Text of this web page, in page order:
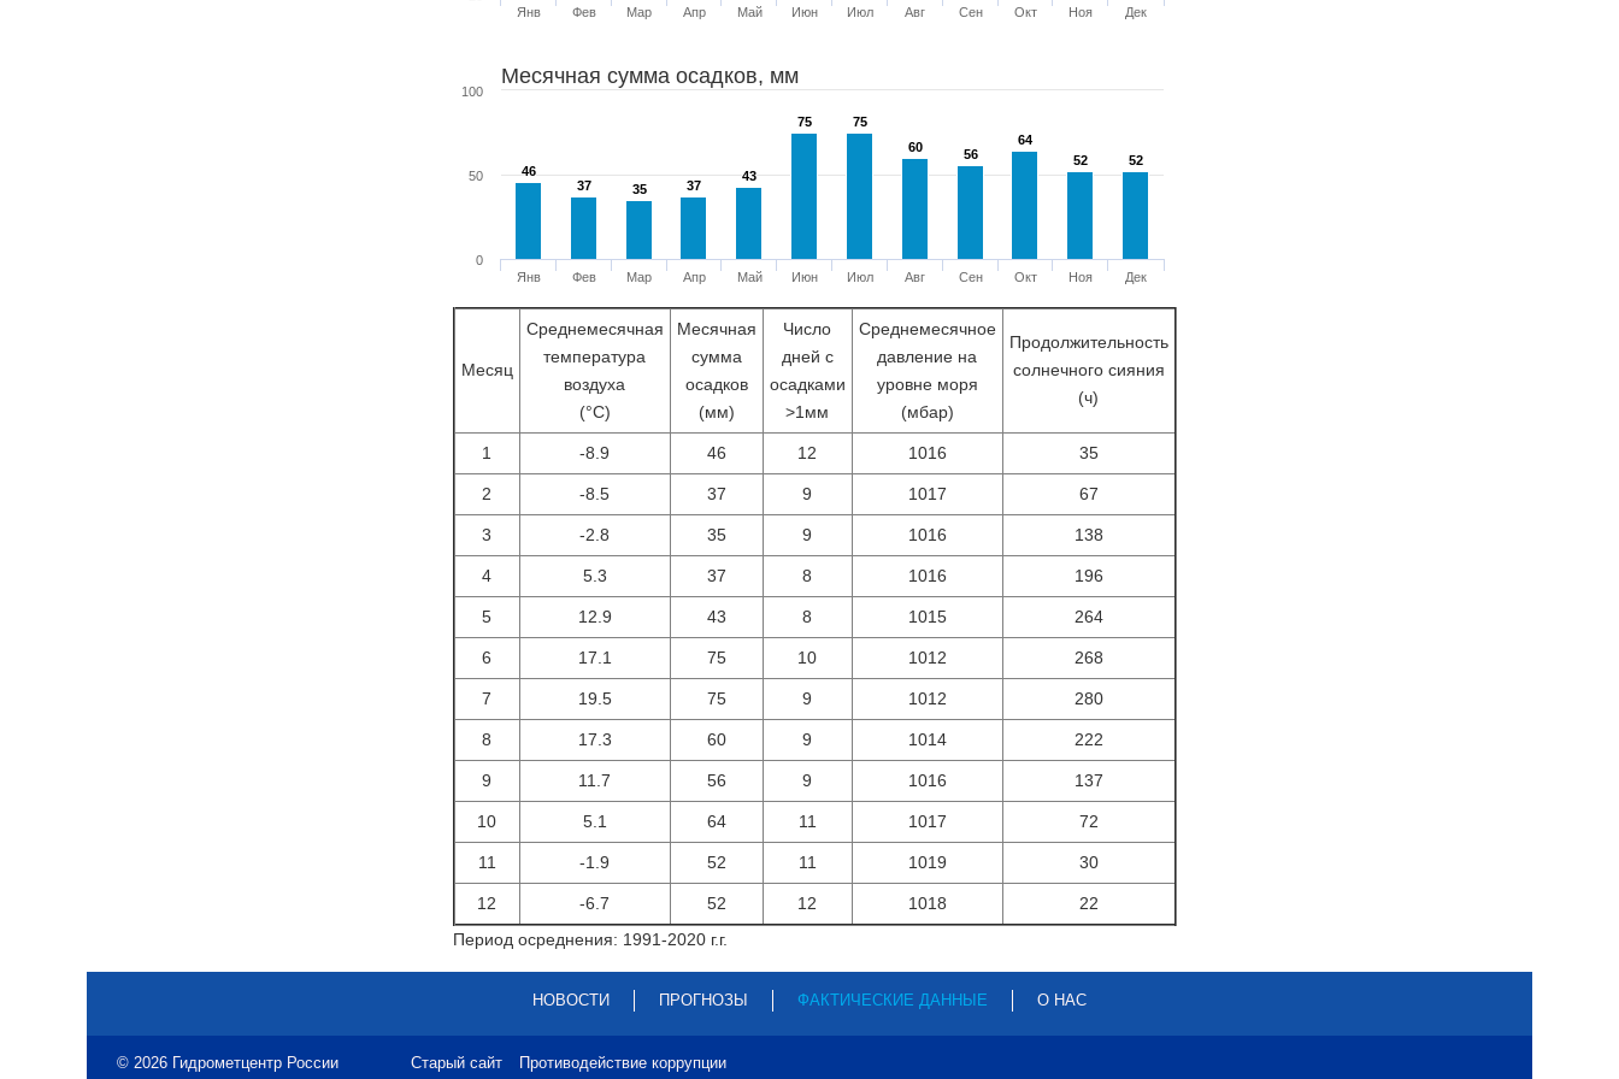
Янв Фев Мар Апр Май Июн Июл Авг Сен Окт Ноя Дек
Месячная сумма осадков, мм
46
46
37
37 35
35 37
37
43
43
75
75 75
75
60
60 56
56
64
64
52
52 52
52
Янв Фев Мар Апр Май Июн Июл Авг Сен Окт Ноя Дек
0
50
100
Месяц
Среднемесячная
температура
воздуха
(°С)
Месячная
сумма
осадков
(мм)
Число
дней с
осадками
>1мм
Среднемесячное
давление на
уровне моря
(мбар)
Продолжительность
солнечного сияния
(ч)
1 -8.9 46 12 1016 35
2 -8.5 37 9 1017 67
3 -2.8 35 9 1016 138
4 5.3 37 8 1016 196
5 12.9 43 8 1015 264
6 17.1 75 10 1012 268
7 19.5 75 9 1012 280
8 17.3 60 9 1014 222
9 11.7 56 9 1016 137
10 5.1 64 11 1017 72
11 -1.9 52 11 1019 30
12 -6.7 52 12 1018
22
Период осреднения: 1991-2020 г.г.
НОВОСТИ ПРОГНОЗЫ ФАКТИЧЕСКИЕ ДАННЫЕ О НАС
© 2026 Гидрометцентр России Старый сайт Противодействие коррупции